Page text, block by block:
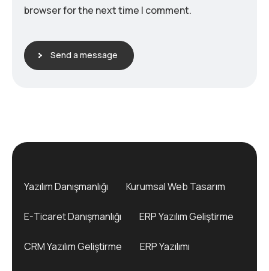
browser for the next time I comment.
Send a message
Yazılım Danışmanlığı Kurumsal Web Tasarım
E-Ticaret Danışmanlığı ERP Yazılım Geliştirme
CRM Yazılım Geliştirme ERP Yazılımı